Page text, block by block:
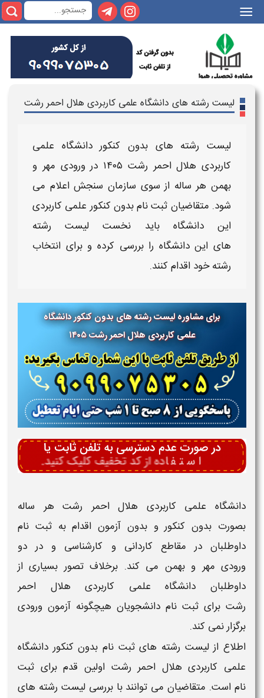
|||
لیست رشته های دانشگاه علمی کاربردی هلال احمر رشت
لیست رشته های بدون کنکور دانشگاه علمی
کاربردی هلال احمر رشت ۱۴۰۵
در ورودی مهر و
بهمن هر ساله از سوی سازمان سنجش اعلام می
شود. متقاضیان ثبت نام بدون کنکور علمی کاربردی
این دانشگاه
باید نخست لیست رشته
های ایندانشگاه را بررسی کرده و برای انتخاب
رشته خود اقدام کنند.
برای مشاوره لیست رشته های بدون کنکور دانشگاه
علمی کاربردیهلال احمر رشت۱۴۰۵
دانشگاه علمی کاربردی هلال احمر رشت هر ساله
بصورت بدون کنکور و بدون آزموناقدام بهثبت نام
داوطلبان در مقاطع کاردانی و کارشناسی و در دو
ورودیمهر و بهمن می کند. برخلاف تصور بسیاری از
داوطلبان دانشگاه علمی کاربردی هلال احمر
رشت برای ثبت نام دانشجویان هیچگونه آزمون ورودی
برگزار نمی کند.
اطلاع ازلیست رشته های ثبت نام بدون کنکور دانشگاه
علمی کاربردی هلال احمر رشتاولین قدم برای ثبت
ناماست. متقاضیان می توانند با بررسیلیست رشته های